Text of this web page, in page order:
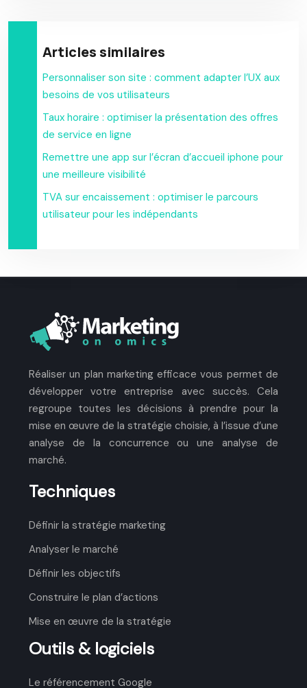
Articles similaires
Personnaliser son site : comment adapter l’UX aux
besoins de vos utilisateurs
Taux horaire : optimiser la présentation des offres
de service en ligne
Remettre une app sur l’écran d’accueil iphone pour
une meilleure visibilité
TVA sur encaissement : optimiser le parcours
utilisateur pour les indépendants
Réaliser un plan marketing efficace vous permet de
développer votre entreprise avec succès. Cela
regroupe toutes les décisions à prendre pour la
mise en œuvre de la stratégie choisie, à l’issue d’une
analyse de la concurrence ou une analyse de
marché.
Techniques
Définir la stratégie marketing
Analyser le marché
Définir les objectifs
Construire le plan d’actions
Mise en œuvre de la stratégie
Outils & logiciels
Le référencement Google